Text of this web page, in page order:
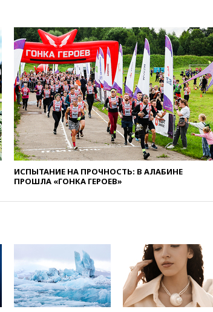
вчера, 21:00На границе
Украины с Польшей скопилось
свыше 6,5 тысячи грузовиков
вчера, 20:53Швыдкой:
«Интервидение» точно
пройдет в 2026 году
вчера, 20:45ПВО за день
сбила еще 75 украинских
беспилотников над Россией
вчера, 20:35 Велосипедист
Белгородской области
вчера, 20:20
Суд США
постановил остановить
строительство бального зала в
Белом доме
вчера, 20:15
Сенат США
одобрил ужесточение
ИСПЫТАНИЕ НА ПРОЧНОСТЬ: В АЛАБИНЕ
ПРОШЛА «ГОНКА ГЕРОЕВ»